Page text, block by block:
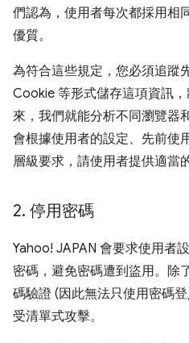
們認為，使用者每次都採用相
優質。
為符合這些規定，您必須追蹤
Cookie 等形式儲存這項資訊
來，我們就能分析不同瀏覽器
會根據使用者的設定、先前使
層級要求，請使用者提供適當
2. 停用密碼
Yahoo! JAPAN 會要求使用者
密碼，避免密碼遭到盜用。除
碼驗證 (因此無法只使用密碼
受清單式攻擊。